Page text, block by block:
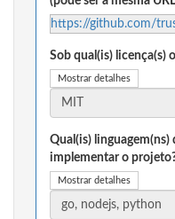
https://github.com/
Sob qual(is) licença(s)
Mostrar detalhes
Qual(is) linguagem(ns)
implementar o
Mostrar detalhes